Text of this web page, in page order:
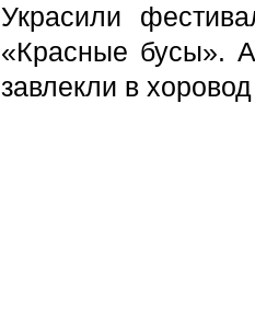
Украсили
«Красные бусы».
завлекли в